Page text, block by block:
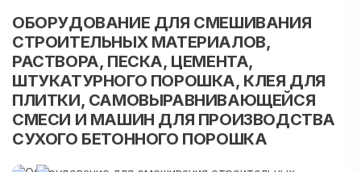
ОБОРУДОВАНИЕ ДЛЯ СМЕШИВАНИЯ
СТРОИТЕЛЬНЫХ МАТЕРИАЛОВ,
РАСТВОРА, ПЕСКА, ЦЕМЕНТА,
ШТУКАТУРНОГО ПОРОШКА, КЛЕЯ ДЛЯ
ПЛИТКИ, САМОВЫРАВНИВАЮЩЕЙСЯ
СМЕСИ И МАШИН ДЛЯ ПРОИЗВОДСТВА
СУХОГО БЕТОННОГО ПОРОШКА